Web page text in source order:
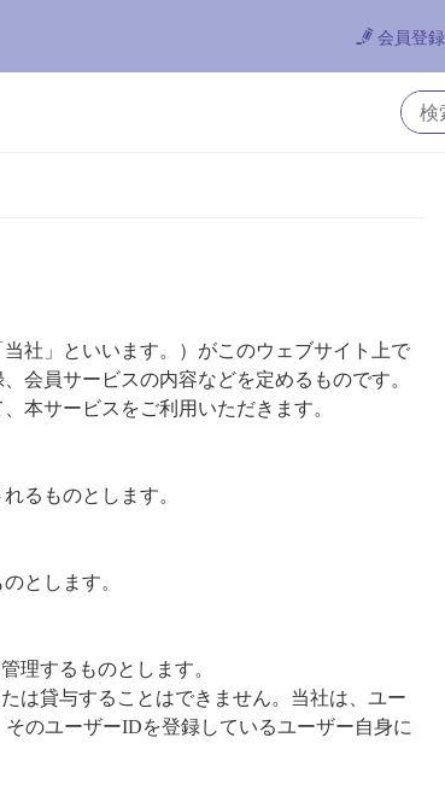
会員登録
社」といいます。）がこのウェブサイト上で
会員サービスの内容などを定めるものです。
本サービスをご利用いただきます。
るものとします。
とします。
理するものとします。
は貸与することはできません。当社は、ユー
のユーザーIDを登録しているユーザー自身に